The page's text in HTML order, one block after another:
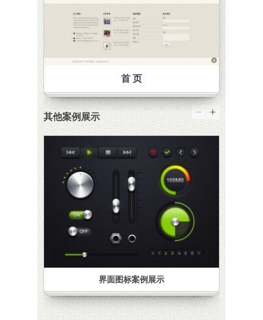
首 页
其他案例展示
界面图标案例展示